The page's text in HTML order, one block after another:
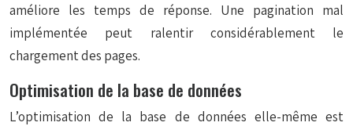
améliore les temps de réponse. Une pagination mal
implémentée peut ralentir considérablement le
chargement des pages.
Optimisation de la base de données
L’optimisation de la base de données elle-même est